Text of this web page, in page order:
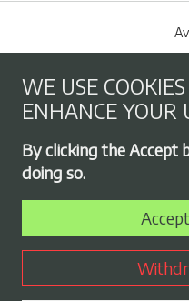
Footer menu
WE USE
ENHANCE YOUR
By clicking the Accept
doing so.